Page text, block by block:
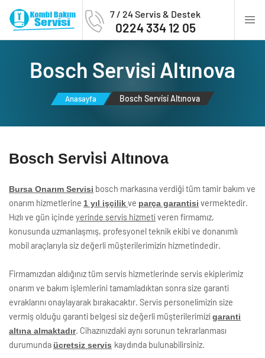
7 / 24 Servis & Destek
0224 334 12 05
Bosch Servi̇si̇ Altınova
Anasayfa Bosch Servi̇si̇ Altınova
Bosch Servi̇si̇ Altınova
Bursa Onarım Servisi bosch markasına verdiği tüm tamir bakım ve
onarım hizmetlerine 1 yıl işçilikve parça garantisi vermektedir.
Hızlı ve gün içinde yerinde servis hizmetiveren firmamız,
konusunda uzmanlaşmış, profesyonel teknik ekibi ve donanımlı
mobil araçlarıyla siz değerli müşterilerimizin hizmetindedir.
Firmamızdan aldığınız tüm servis hizmetlerinde servis ekiplerimiz
onarım ve bakım işlemlerini tamamladıktan sonra size garanti
evraklarını onaylayarak bırakacaktır. Servis personelimizin size
vermiş olduğu garanti belgesi siz değerli müşterilerimizigaranti
altına almaktadır. Cihazınızdaki aynı sorunun tekrarlanması
durumunda ücretsiz servis kaydında bulunabilirsiniz.